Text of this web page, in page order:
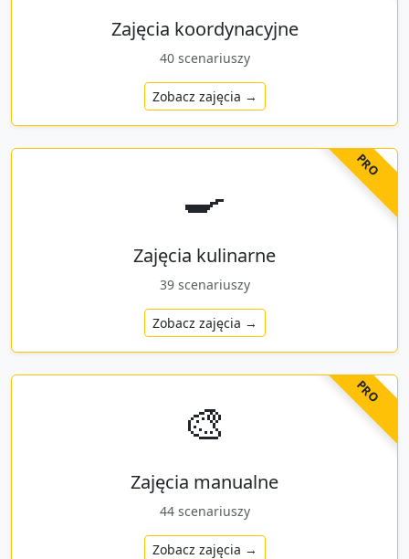
Zajęcia koordynacyjne
40scenariuszy
Zobacz zajęcia →
PRO
🍳
Zajęcia kulinarne
39scenariuszy
Zobacz zajęcia →
PRO
🎨
Zajęcia manualne
44scenariuszy
Zobacz zajęcia →